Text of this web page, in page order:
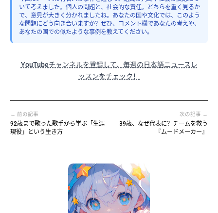
いて考えました。個人の問題と、社会的な責任。どちらを重く見るか
で、意見が大きく分かれましたね。あなたの国や文化では、このよう
な問題にどう向き合いますか？ぜひ、コメント欄であなたの考えや、
あなたの国での似たような事例を教えてください。
YouTubeチャンネルを登録して、毎週の日本語ニュースレ
ッスンをチェック！
← 前の記事
92歳まで歌った歌手から学ぶ「生涯
現役」という生き方
次の記事 →
39歳、なぜ代表に？チームを救う
『ムードメーカー』